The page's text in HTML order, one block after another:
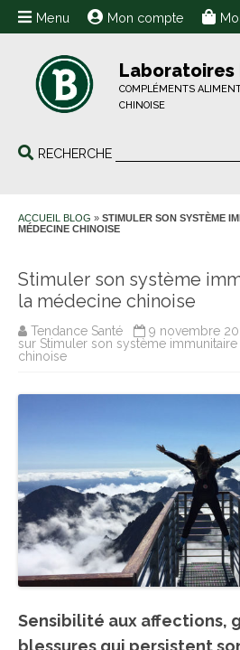
Laboratoires
COMPLÉMENTS
CHINOISE
RECHERCHE
ACCUEIL BLOG » STIMULER SON SYSTÈME
MÉDECINE CHINOISE
Stimuler son système
la médecine chinoise
Tendance Santé 9 novembre
sur Stimuler son système
chinoise
Sensibilité aux affections,
Menu Mon compte